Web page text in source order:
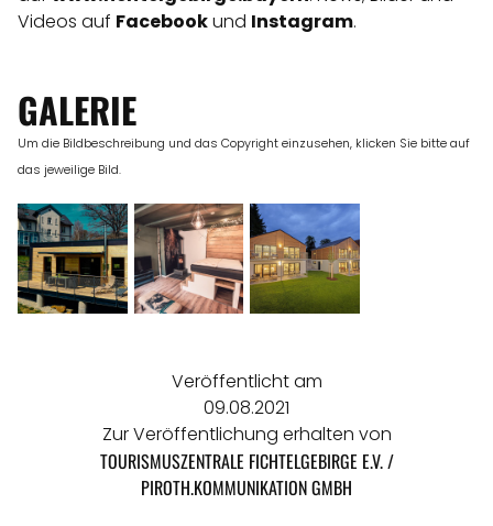
Videos auf Facebookund Instagram.
GALERIE
Um die Bildbeschreibung und das Copyright einzusehen, klicken Sie bitte auf
das jeweilige Bild.
Veröffentlicht am
09.08.2021
Zur Veröffentlichung erhalten von
TOURISMUSZENTRALE FICHTELGEBIRGE E.V. /
PIROTH.KOMMUNIKATION GMBH